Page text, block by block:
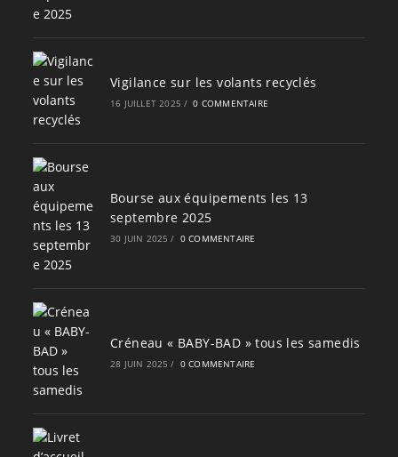
Vigilance sur les volants recyclés
16 JUILLET 2025 / 0 COMMENTAIRE
Bourse aux équipements les 13
septembre 2025
30 JUIN 2025 / 0 COMMENTAIRE
Créneau « BABY-BAD » tous les samedis
28 JUIN 2025 / 0 COMMENTAIRE